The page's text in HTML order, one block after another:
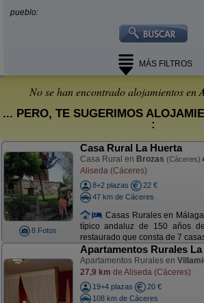
pueblo:
MÁS FILTROS
No se han encontrado alojamientos en
... PERO, TE SUGERIMOS
:
8 Fotos
Casa Rural La Huerta
Casa Rural en Brozas (Cáceres)
Aliseda (Cáceres)
8+2 plazas
22 €
47 km de Cáceres
Casas Rurales en
típico andaluz de 150 años
restaurado que consta de 7
Apartamentos Rurales
Apartamentos Rurales en
27,9 km de Aliseda (Cáceres)
19+4 plazas
20 €
108 km de Cáceres